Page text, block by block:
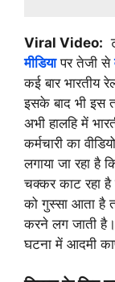
Viral Video:
मीडियापर तेजी से
कई बार भारतीय
इसके बाद भी इस
अभी हालहि में
कर्मचारी का
लगाया जा रहा है
चक्कर काट रहा
को गुस्सा आता है
करने लग जाती है।
घटना में आदमी